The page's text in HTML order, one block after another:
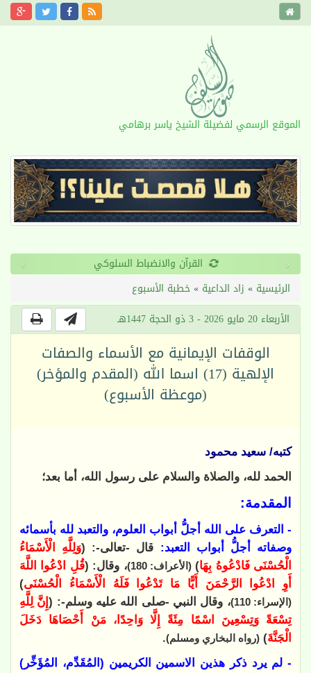
الموقع الرسمي لفضيلة الشيخ ياسر برهامي
القرآن والانضباط السلوكي ‹
›
الرئيسية » زاد الداعية »خطبة الأسبوع
الأربعاء 20 مايو 2026 - 3 ذو الحجة 1447هـ
الوقفات الإيمانية مع الأسماء والصفات
الإلهية (17) اسما الله (المقدم والمؤخر)
(موعظة الأسبوع)
كتبه/ سعيد محمود
الحمد لله، والصلاة والسلام على رسول الله، أما بعد؛
المقدمة:
- التعرف على الله أجلُّ أبواب العلوم، والتعبد لله بأسمائه
وصفاته أجلُّ أبواب التعبد: قال -تعالى-: (وَلِلَّهِ الْأَسْمَاءُ
الْحُسْنَى فَادْعُوهُ بِهَا)(الأعراف: 180) ، وقال: (قُلِ ادْعُوا اللَّهَ
أَوِ ادْعُوا الرَّحْمَنَ أَيًّا مَا تَدْعُوا فَلَهُ الْأَسْمَاءُ الْحُسْنَى)
(الإسراء: 110) ، وقال النبي -صلى الله عليه وسلم-: (إِنَّ لِلَّهِ
تِسْعَةً وَتِسْعِينَ اسْمًا مِئَةً إِلَّا وَاحِدًا، مَنْ أَحْصَاهَا دَخَلَ
الْجَنَّةَ) (رواه البخاري ومسلم).
- لم يرد ذكر هذين الاسمين الكريمين (المُقَدِّم، المُؤَخِّر)